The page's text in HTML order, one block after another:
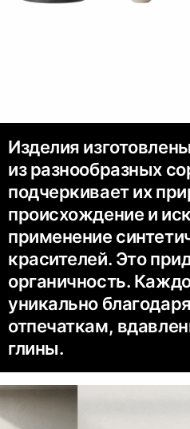
Изделия изготовлены
из разнообразных
подчеркивает их
происхождение и
применение
красителей. Это
органичность.
уникально
отпечаткам,
глины.